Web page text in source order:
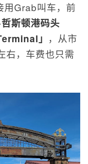
用Grab叫车，前
哲斯顿港码头
」 ，从市
右，车费也只需